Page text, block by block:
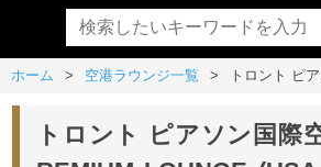
ホーム 空港ラウンジ一覧 トロント ピ
トロント ピアソン国際